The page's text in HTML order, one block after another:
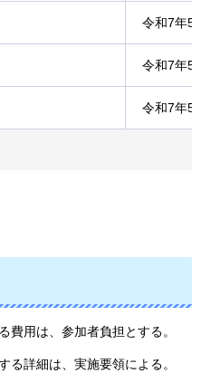
令和7年5
令和7年5
令和7年5
費用は、参加者負担とする。
る詳細は、実施要領による。